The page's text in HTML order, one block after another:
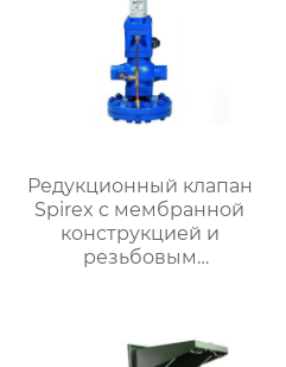
Редукционный клапан
Spirex с мембранной
конструкцией и
резьбовым